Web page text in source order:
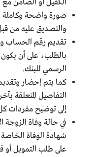
الكفيل أو الضامن
صورة واضحة وكاملة
والتصديق عليه من
تقديم رقم الحساب
بالطلب، على أن
الرسمي للبنك.
كما يتم إحضار
إلى توضيح مفردات
في حالة وفاة الزوجة
شهادة الوفاة
على طلب التمويل أو